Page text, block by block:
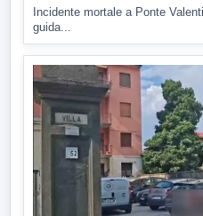
Incidente mortale a Ponte
guida...